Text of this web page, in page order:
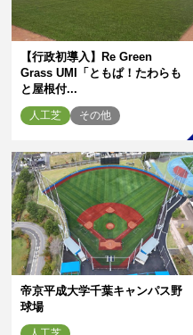
【行政初導入】Re Green
Grass UMI「ともぱ！たわらも
と屋根付...
人工芝 その他
帝京平成大学千葉キャンパス野
球場